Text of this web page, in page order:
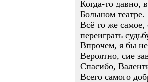
Когда-то давно,
Большом театре.
Всё то же самое,
переиграть
Впрочем, я бы не
Вероятно, сие
Спасибо,
Всего самого